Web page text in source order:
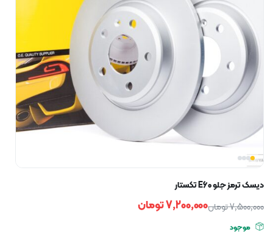
دیسک ترمز جلو E60 تکستار
7,500,000تومان7,200,000تومان
موجود